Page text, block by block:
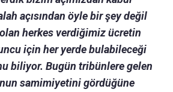
açısından öyle bir şey değil
herkes verdiğimiz ücretin
için her yerde bulabileceği
biliyor. Bugün tribünlere gelen
samimiyetini gördüğüne